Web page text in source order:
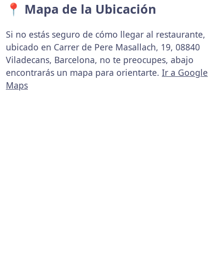
📍 Mapa de la Ubicación
Si no estás seguro de cómo llegar al restaurante,
ubicado en Carrer de Pere Masallach, 19, 08840
Viladecans, Barcelona, no te preocupes, abajo
encontrarás un mapa para orientarte. Ir a Google
Maps